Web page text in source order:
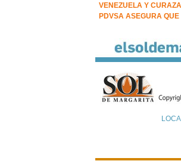
VENEZUELA Y
PDVSA ASEGURA